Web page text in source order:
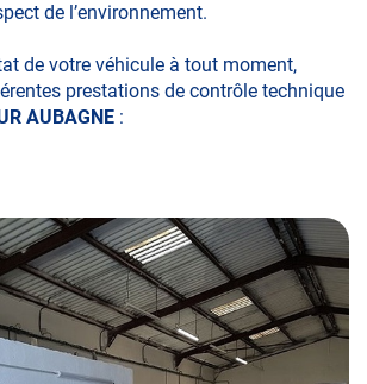
de l’environnement.
de votre véhicule à tout moment,
prestations de contrôle technique
AUBAGNE :
obligatoire
hybrides ou électriques
des véhicules GPL/Gaz*